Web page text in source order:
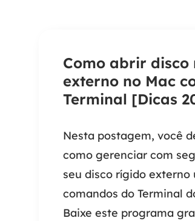
Como abrir
externo no Mac
Terminal [Dicas
Nesta postagem, você
como gerenciar com
seu disco rígido externo
comandos do Terminal
Baixe este programa